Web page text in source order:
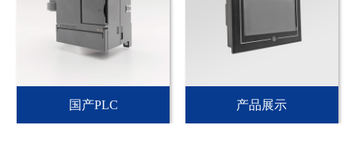
国产PLC 产品展示